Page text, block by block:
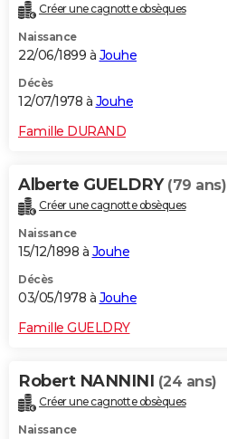
Créer une cagnotte obsèques
Naissance
22/06/1899 à Jouhe
Décès
12/07/1978 à Jouhe
Famille DURAND
Alberte GUELDRY (79 ans)
Créer une cagnotte obsèques
Naissance
15/12/1898 à Jouhe
Décès
03/05/1978 à Jouhe
Famille GUELDRY
Robert NANNINI (24 ans)
Créer une cagnotte obsèques
Naissance